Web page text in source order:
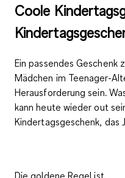
Coole
Ein passendes Geschenk
Mädchen im Teenager-
Herausforderung sein.
kann heute wieder out
Kindertagsgeschenk, das
Die goldene Regel ist,